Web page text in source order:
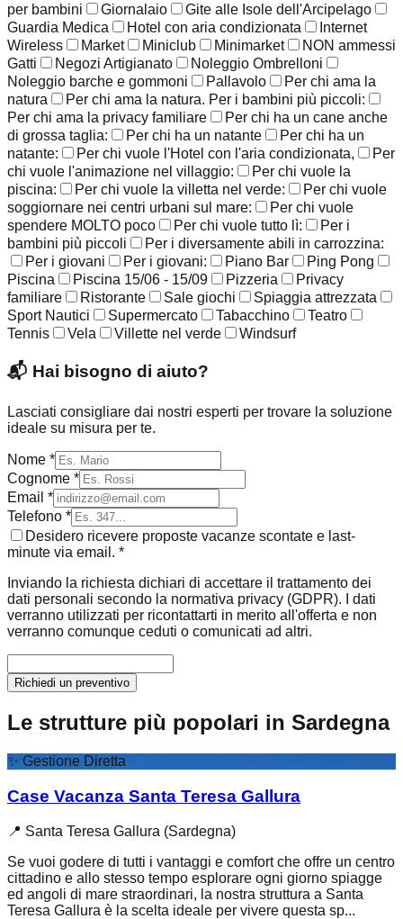
per bambini
Giornalaio
Gite alle Isole dell'Arcipelago
Guardia Medica
Hotel con aria condizionata
Internet
Wireless
Market Miniclub Minimarket
NON ammessi
Gatti
Negozi Artigianato
Noleggio Ombrelloni
Noleggio barche e gommoni
Pallavolo
Per chi ama la
natura
Per chi ama la natura. Per i bambini più piccoli:
Per chi ama la privacy familiare
Per chi ha un cane anche
di grossa taglia:
Per chi ha un natante
Per chi ha un
natante:
Per chi vuole l'Hotel con l'aria condizionata,
Per
chi vuole l'animazione nel villaggio:
Per chi vuole la
piscina:
Per chi vuole la villetta nel verde:
Per chi vuole
soggiornare nei centri urbani sul mare:
Per chi vuole
spendere MOLTO poco
Per chi vuole tutto lì:
Per i
bambini più piccoli
Per i diversamente abili in carrozzina:
Per i giovani
Per i giovani: Piano Bar
Ping Pong
Piscina
Piscina 15/06 - 15/09 Pizzeria
Privacy
familiare
Ristorante Sale giochi
Spiaggia attrezzata
Sport Nautici
Supermercato Tabacchino
Teatro
Tennis
Vela Villette nel verde Windsurf
📬 Hai bisogno di aiuto?
Lasciati consigliare dai nostri esperti per trovare la soluzione
ideale su misura per te.
Nome *
Cognome *
Email *
Telefono *
Desidero ricevere proposte vacanze scontate e last-
minute via email. *
Inviando la richiesta dichiari di accettare il trattamento dei
dati personali secondo la normativa privacy (GDPR). I dati
verranno utilizzati per ricontattarti in merito all'offerta e non
verranno comunque ceduti o comunicati ad altri.
Richiedi un preventivo
Le strutture più popolari in Sardegna
✨ Gestione Diretta
Case Vacanza Santa Teresa Gallura
📍 Santa Teresa Gallura (Sardegna)
Se vuoi godere di tutti i vantaggi e comfort che offre un centro
cittadino e allo stesso tempo esplorare ogni giorno spiagge
ed angoli di mare straordinari, la nostra struttura a Santa
Teresa Gallura è la scelta ideale per vivere questa sp...